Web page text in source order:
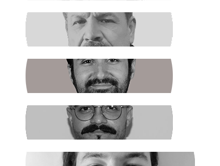
RAŞİT ŞAHİN
Boş Koltukta Kim Oturuyordu?
BATUHAN GÜNDOĞDU
Halkın Kendi Kendini Yönetmesi
FIRAT ÖZTAŞ
AKP Kaybetti
EGE ŞAHİN